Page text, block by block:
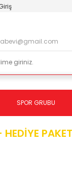
SPOR GRUBU